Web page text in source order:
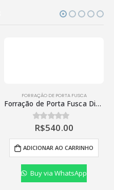
FORRAÇÃO DE PORTA FUSCA
Forração de Porta Fusca Diant/Tras 78/ Caramelo C/Jac
0de 5
R$540.00
ADICIONAR AO CARRINHO
Buy via WhatsApp